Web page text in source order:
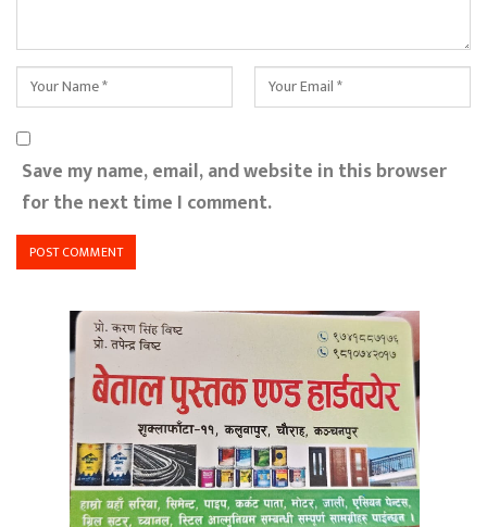
Save my name, email, and website in this browser
for the next time I comment.